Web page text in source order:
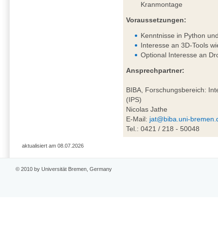
Kranmontage
Voraussetzungen:
Kenntnisse in Python
Interesse an 3D-Tools
Optional Interesse an
Ansprechpartner:
BIBA, Forschungsbereich:
(IPS)
Nicolas Jathe
E-Mail: jat@biba.uni-
Tel.: 0421 / 218 - 50048
aktualisiert am 08.07.2026
© 2010 by Universität Bremen, Germany